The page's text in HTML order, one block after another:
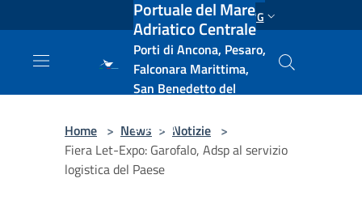
Salta al contenuto principale ENG
Portuale del Mare
Adriatico Centrale
Porti di Ancona, Pesaro,
Falconara Marittima,
San Benedetto del
e Vasto
Home > News > Notizie >
Fiera Let-Expo: Garofalo, Adsp al servizio
logistica del Paese